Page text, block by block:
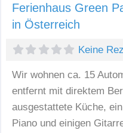
Ferienhaus Green
in Österreich
Keine
Wir wohnen ca. 15
entfernt mit direktem
ausgestattete Küche,
Piano und einigen